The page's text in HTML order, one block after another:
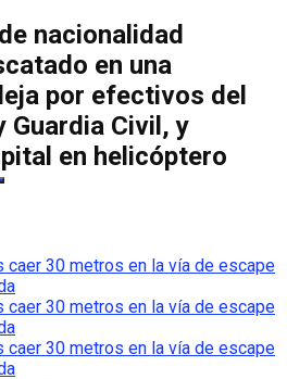
nacionalidad
en una
por efectivos del
Guardia Civil, y
en helicóptero